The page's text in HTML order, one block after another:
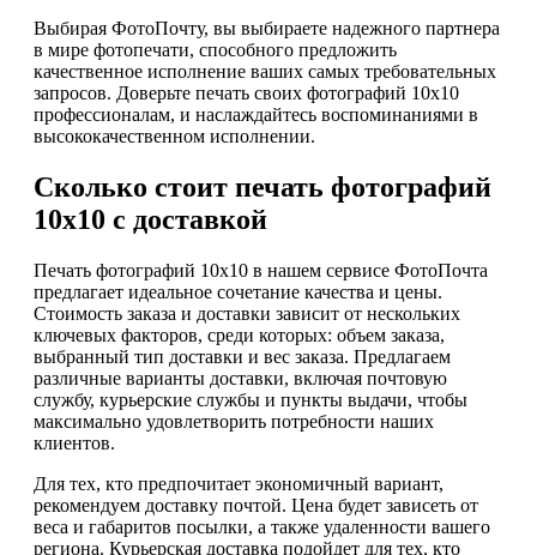
Выбирая ФотоПочту, вы выбираете надежного партнера
в мире фотопечати, способного предложить
качественное исполнение ваших самых требовательных
запросов. Доверьте печать своих фотографий 10х10
профессионалам, и наслаждайтесь воспоминаниями в
высококачественном исполнении.
Сколько стоит печать фотографий
10х10 с доставкой
Печать фотографий 10х10 в нашем сервисе ФотоПочта
предлагает идеальное сочетание качества и цены.
Стоимость заказа и доставки зависит от нескольких
ключевых факторов, среди которых: объем заказа,
выбранный тип доставки и вес заказа. Предлагаем
различные варианты доставки, включая почтовую
службу, курьерские службы и пункты выдачи, чтобы
максимально удовлетворить потребности наших
клиентов.
Для тех, кто предпочитает экономичный вариант,
рекомендуем доставку почтой. Цена будет зависеть от
веса и габаритов посылки, а также удаленности вашего
региона. Курьерская доставка подойдет для тех, кто